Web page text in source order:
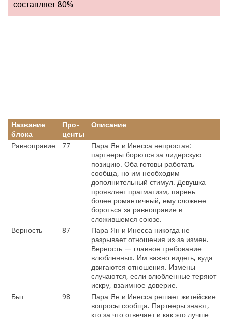
составляет 80%
Название
блока
Про-
центы
Описание
Равноправие 77
Пара Ян и Инесса непростая:
партнеры борются за лидерскую
позицию. Оба готовы работать
сообща, но им необходим
дополнительный стимул. Девушка
проявляет прагматизм, парень
более романтичный, ему сложнее
бороться за равноправие в
сложившемся союзе.
Верность
87
Пара Ян и Инесса никогда не
разрывает отношения из-за измен.
Верность — главное требование
влюбленных. Им важно видеть, куда
двигаются отношения. Измены
случаются, если влюбленные теряют
искру, взаимное доверие.
Быт
98
Пара Ян и Инесса решает житейские
вопросы сообща. Партнеры знают,
кто за что отвечает и как это лучше